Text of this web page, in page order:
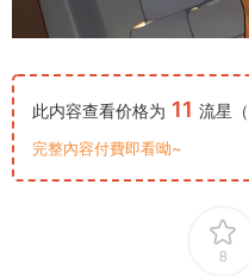
此内容查看价格为 11 流星
完整內容付費即看呦~
8